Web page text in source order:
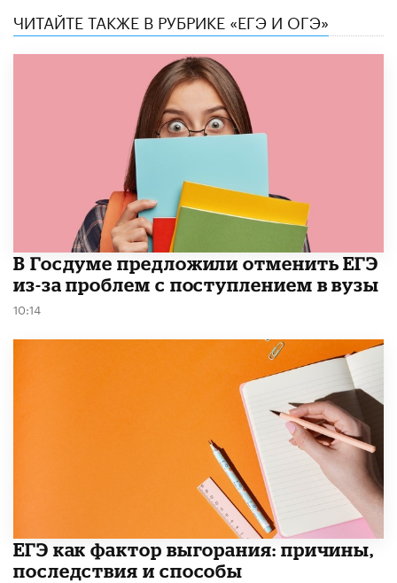
ЧИТАЙТЕ ТАКЖЕ В РУБРИКЕ «ЕГЭ И ОГЭ»
В Госдуме предложили отменить ЕГЭ
из-за проблем с поступлением в вузы
10:14
​ЕГЭ как фактор выгорания: причины,
последствия и способы